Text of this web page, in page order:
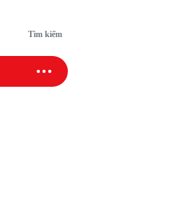
Tìm kiếm
SAO SPORT